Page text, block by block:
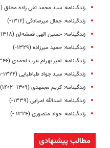
زندگینامه: سید محمد تقی زاده مطلق (۱۳۳۳-)
زندگینامه: جمال میرصادقی (۱۳۱۲-)
زندگینامه‌: حسین الهی قمشه‌ای (۱۳۱۸-)
زندگینامه: حمید میرزاده (۱۳۲۹-)
زندگینامه: امیر بهرام عرب احمدی (۱۳۴۶ - )
زندگینامه: سید جواد طباطبایی (۱۳۲۴-۱۴۰۱)
زندگینامه: کریم مجتهدی (۱۳۰۹- ۱۴۰۲)
زندگینامه: اسدالله امرایی (۱۳۳۹-)
زندگینامه: جواد منصوری (۱۳۲۴ -)
مطالب پیشنهادی